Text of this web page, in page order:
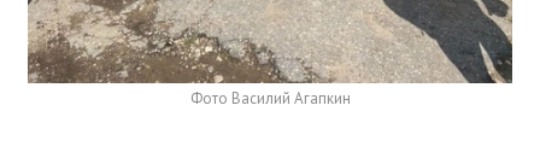
Фото Василий Агапкин